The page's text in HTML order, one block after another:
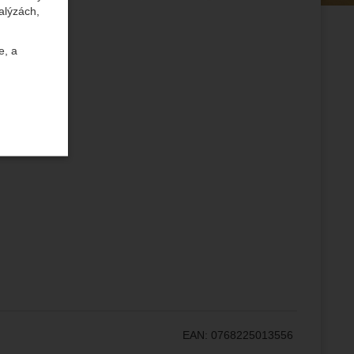
a
si
EAN: 0768225013556